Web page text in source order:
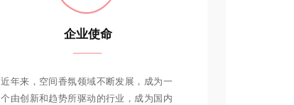
企业使命
近年来，空间香氛领域不断发展，成为一
个由创新和趋势所驱动的行业，成为国内